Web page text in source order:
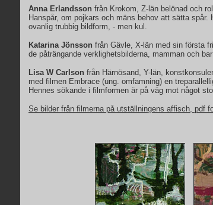
Anna Erlandsson från Krokom, Z-län belönad och
Hanspår, om pojkars och mäns behov att sätta
ovanlig trubbig bildform, - men kul.
Katarina Jönsson från Gävle, X-län med sin första
de påträngande verklighetsbilderna, mamman och
Lisa W Carlson från Härnösand, Y-län,
med filmen Embrace (ung. omfamning) en
Hennes sökande i filmformen är på väg mot något
Se bilder från filmerna på utställningens affisch, pdf